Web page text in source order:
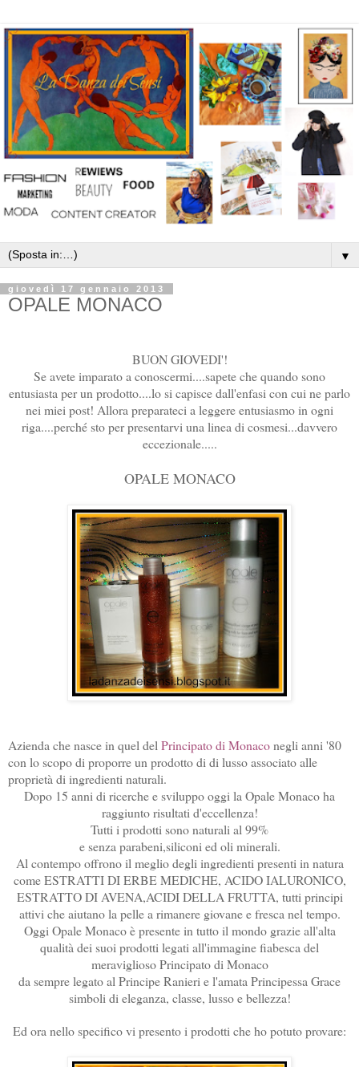
▼
giovedì 17 gennaio 2013
OPALE MONACO
BUON GIOVEDI'!
Se avete imparato a conoscermi....sapete che quando sono
entusiasta per un prodotto....lo si capisce dall'enfasi con cui ne parlo
nei miei post! Allora preparateci a leggere entusiasmo in ogni
riga....perché sto per presentarvi una linea di cosmesi...davvero
eccezionale.....
OPALE MONACO
Azienda che nasce in quel del Principato di Monaconegli anni '80
con lo scopo di proporre un prodotto di di lusso associato alle
proprietà di ingredienti naturali.
Dopo 15 anni di ricerche e sviluppo oggi la Opale Monaco ha
raggiunto risultati d'eccellenza!
Tutti i prodotti sono naturali al 99%
e senza parabeni,siliconi ed oli minerali.
Al contempo offrono il meglio degli ingredienti presenti in natura
come ESTRATTI DI ERBE MEDICHE, ACIDO IALURONICO,
ESTRATTO DI AVENA,ACIDI DELLA FRUTTA, tutti principi
attivi che aiutano la pelle a rimanere giovane e fresca nel tempo.
Oggi Opale Monaco è presente in tutto il mondo grazie all'alta
qualità dei suoi prodotti legati all'immagine fiabesca del
meraviglioso Principato di Monaco
da sempre legato al Principe Ranieri e l'amata Principessa Grace
simboli di eleganza, classe, lusso e bellezza!
Ed ora nello specifico vi presento i prodotti che ho potuto provare: